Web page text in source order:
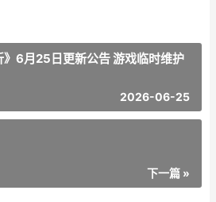
》6月25日更新公告 游戏临时维护
2026-06-25
下一篇 »